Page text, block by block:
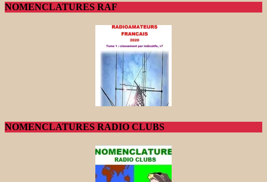
NOMENCLATURES RAF
NOMENCLATURES RADIO CLUBS